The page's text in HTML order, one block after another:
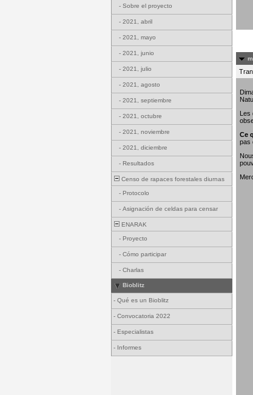
- Sobre el proyecto
- 2021, abril
- 2021, mayo
- 2021, junio
- 2021, julio
- 2021, agosto
- 2021, septiembre
- 2021, octubre
- 2021, noviembre
- 2021, diciembre
- Resultados
Censo de rapaces forestales diurnas
- Protocolo
- Asignación de celdas para censar
ENARAK
- Proyecto
- Cómo participar
- Charlas
Bioblitz
- Qué es un Bioblitz
- Convocatoria 2022
- Especialistas
- Informes
Les
Ce
pas